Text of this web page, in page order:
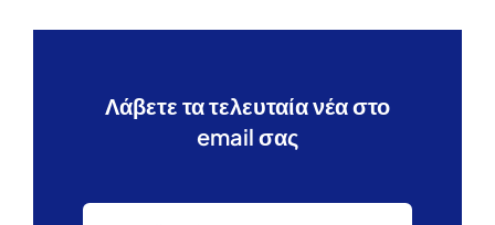
Λάβετε τα τελευταία νέα στο
email σας